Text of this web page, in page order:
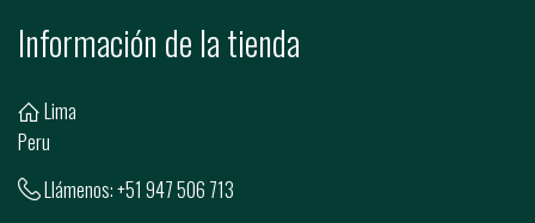
Información de la tienda
Lima
Peru
Llámenos:+51 947 506 713